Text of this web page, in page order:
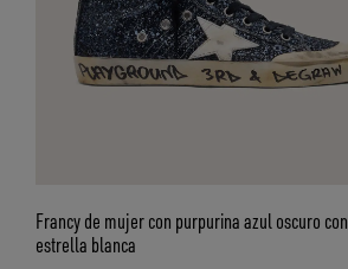
Francy de mujer con purpurina azul oscuro con
estrella blanca